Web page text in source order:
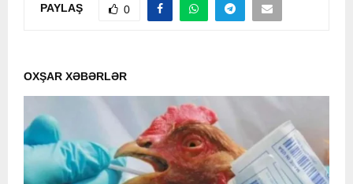
PAYLAŞ 0
OXŞAR XƏBƏRLƏR